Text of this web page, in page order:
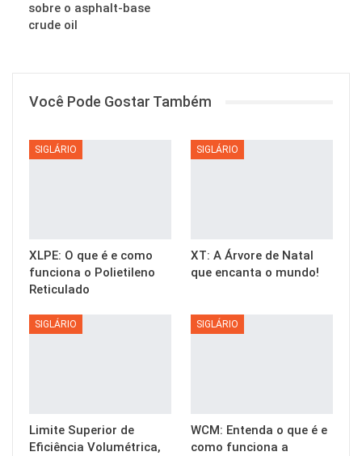
sobre o asphalt-base
crude oil
Você Pode Gostar Também
SIGLÁRIO
XLPE: O que é e como
funciona o Polietileno
Reticulado
SIGLÁRIO
XT: A Árvore de Natal
que encanta o mundo!
SIGLÁRIO
Limite Superior de
Eficiência Volumétrica,
SIGLÁRIO
WCM: Entenda o que é e
como funciona a